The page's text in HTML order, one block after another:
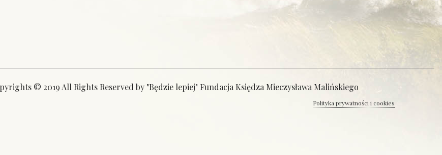
© 2019 All Rights Reserved by "Będzie lepiej" Fundacja Księdza Mieczysława Malińskiego
Polityka prywatności i cookies